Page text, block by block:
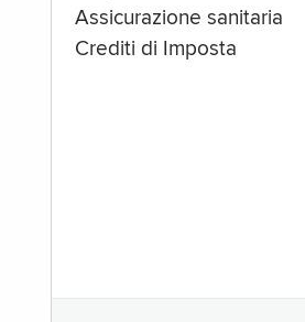
Assicurazione sanitaria
Crediti di Imposta